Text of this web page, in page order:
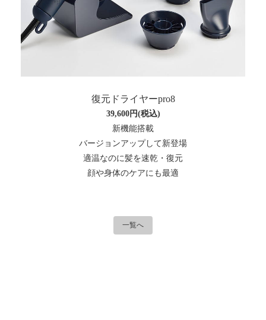
復元ドライヤーpro8
39,600円(税込)
新機能搭載
バージョンアップして新登場
適温なのに髪を速乾・復元
顔や身体のケアにも最適
一覧へ